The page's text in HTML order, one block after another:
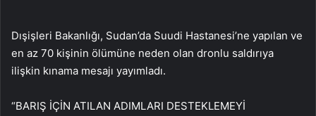
Dışişleri Bakanlığı, Sudan’da Suudi Hastanesi’ne yapılan ve
en az 70 kişinin ölümüne neden olan dronlu saldırıya
ilişkin kınama mesajı yayımladı.
“BARIŞ İÇİN ATILAN ADIMLARI DESTEKLEMEYİ